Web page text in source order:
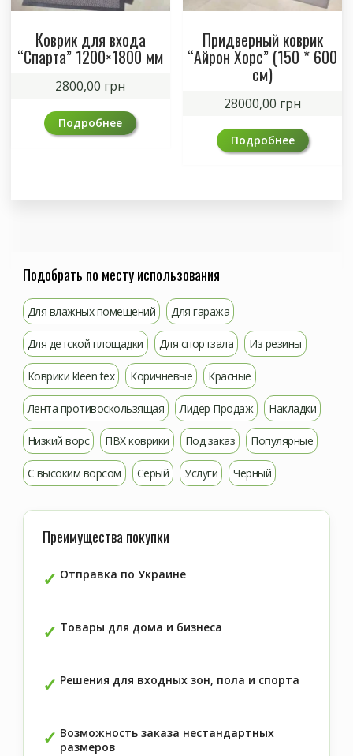
Коврик для входа
“Спарта” 1200×1800 мм
2800,00 грн
Подробнее
Придверный коврик
“Айрон Хорс” (150 * 600
см)
28000,00 грн
Подробнее
Подобрать по месту использования
Для влажных помещений Для гаража
Для детской площадки Для спортзала Из резины
Коврики kleen tex Коричневые Красные
Лента противоскользящая Лидер Продаж Накладки
Низкий ворс ПВХ коврики Под заказ Популярные
С высоким ворсом Серый Услуги Черный
Преимущества покупки
Отправка по Украине
Товары для дома и бизнеса
Решения для входных зон, пола и спорта
Возможность заказа нестандартных
размеров